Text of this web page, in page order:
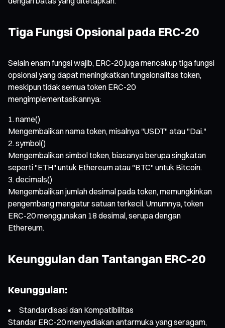
Tiga Fungsi Opsional pada ERC-20
Selain enam fungsi wajib, ERC-20 juga mencakup tiga fungsi
opsional yang dapat meningkatkan fungsionalitas token,
meskipun tidak semua token ERC-20
mengimplementasikannya:
name()
Mengembalikan nama token, misalnya "USDT" atau "Dai."
symbol()
Mengembalikan simbol token, biasanya berupa singkatan
seperti "ETH" untuk Ethereum atau "BTC" untuk Bitcoin.
decimals()
Mengembalikan jumlah desimal pada token, memungkinkan
pengembang mengatur satuan terkecil. Umumnya, token
ERC-20 menggunakan 18 desimal, serupa dengan
Ethereum.
Keunggulan dan Tantangan ERC-20
Keunggulan:
Standardisasi dan Kompatibilitas
Standar ERC-20 menyediakan antarmuka yang seragam,